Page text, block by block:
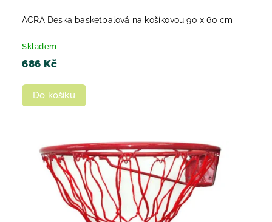
ACRA Deska basketbalová na košíkovou 90 x 60 cm
Skladem
686 Kč
Do košíku